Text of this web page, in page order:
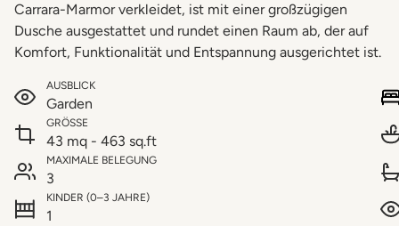
Carrara-Marmor verkleidet, ist mit einer großzügigen
Dusche ausgestattet und rundet einen Raum ab, der auf
Komfort, Funktionalität und Entspannung ausgerichtet ist.
AUSBLICK
Garden
GRÖSSE
43 mq - 463 sq.ft
MAXIMALE BELEGUNG
3
KINDER (0–3 JAHRE)
1